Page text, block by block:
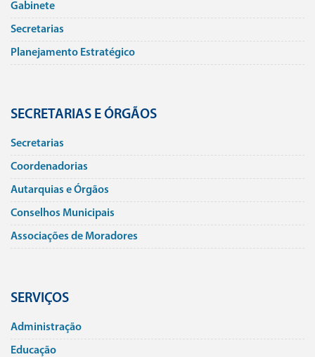
Gabinete
Secretarias
Planejamento Estratégico
SECRETARIAS E ÓRGÃOS
Secretarias
Coordenadorias
Autarquias e Órgãos
Conselhos Municipais
Associações de Moradores
SERVIÇOS
Administração
Educação